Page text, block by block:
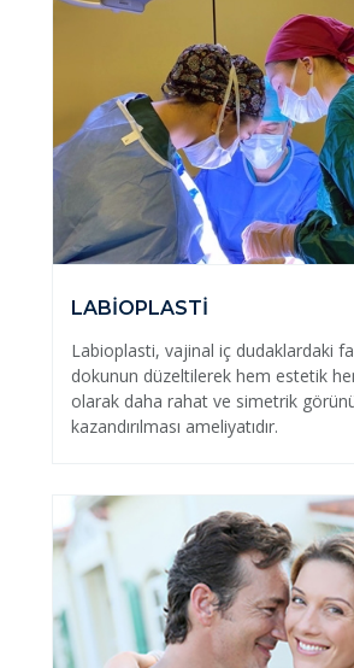
LABİOPLASTİ
Labioplasti, vajinal iç dudaklardaki
dokunun düzeltilerek hem estetik
olarak daha rahat ve simetrik
kazandırılması ameliyatıdır.